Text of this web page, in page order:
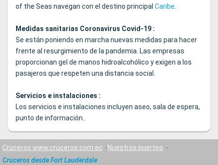
of the Seas navegan con el destino principal Caribe.
Medidas sanitarias Coronavirus Covid-19 :
Se están poniendo en marcha nuevas medidas para hacer
frente al resurgimiento de la pandemia. Las empresas
proporcionan gel de manos hidroalcohólico y exigen a los
pasajeros que respeten una distancia social.
Servicios e instalaciones :
Los servicios e instalaciones incluyen aseo, sala de espera,
punto de información..
Cruceros www.cruceros.com.ec
Nuestros puertos
Cruceros desde Fort Lauderdale